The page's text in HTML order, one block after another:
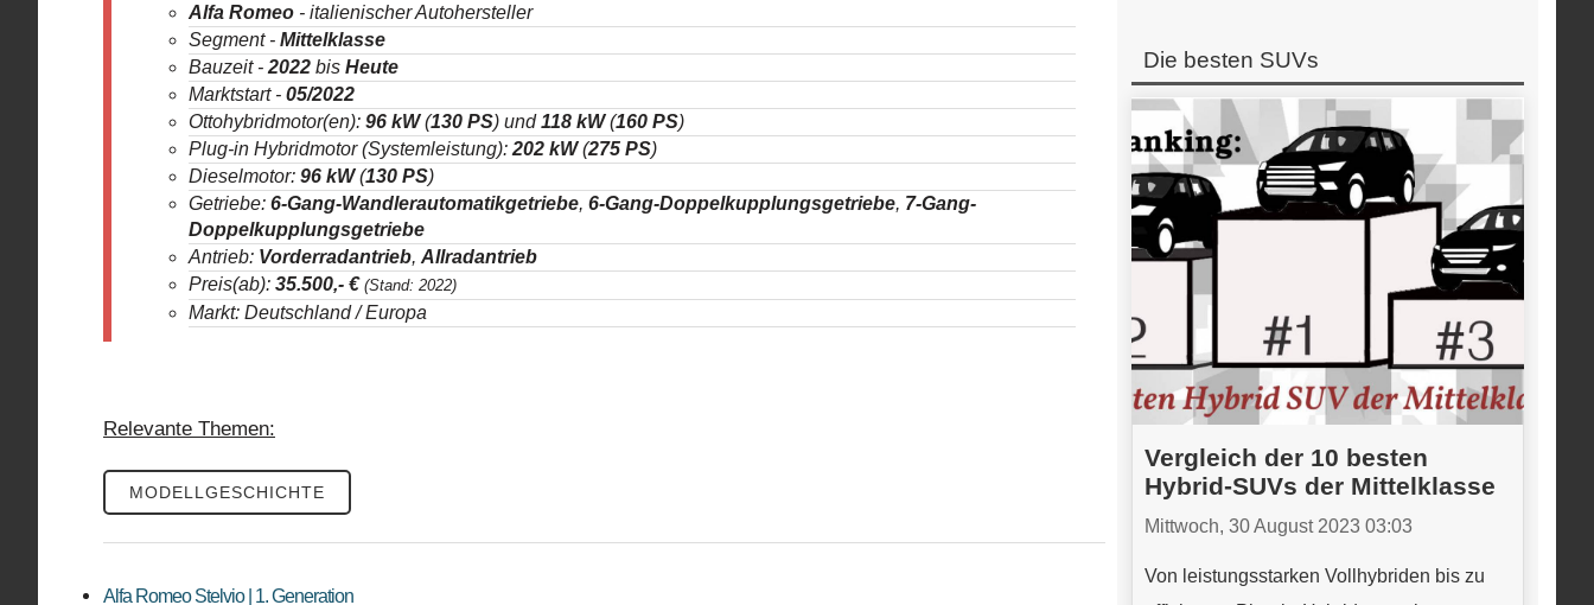
Alfa Romeo - italienischer Autohersteller
Segment - Mittelklasse
Bauzeit - 2022 bis Heute
Marktstart - 05/2022
Ottohybridmotor(en): 96 kW(130 PS) und118 kW(160 PS)
Plug-in Hybridmotor (Systemleistung): 202 kW(275 PS)
Dieselmotor: 96 kW(130 PS)
Getriebe: 6-Gang-Wandlerautomatikgetriebe, 6-Gang-Doppelkupplungsgetriebe, 7-Gang-
Doppelkupplungsgetriebe
Antrieb: Vorderradantrieb, Allradantrieb
Preis(ab): 35.500,- € (Stand: 2022)
Markt: Deutschland / Europa
Relevante Themen:
MODELLGESCHICHTE
Alfa Romeo Stelvio | 1. Generation
Die besten SUVs
Vergleich der 10 besten
Hybrid-SUVs der Mittelklasse
Mittwoch, 30 August 2023 03:03
Von leistungsstarken Vollhybriden bis zu